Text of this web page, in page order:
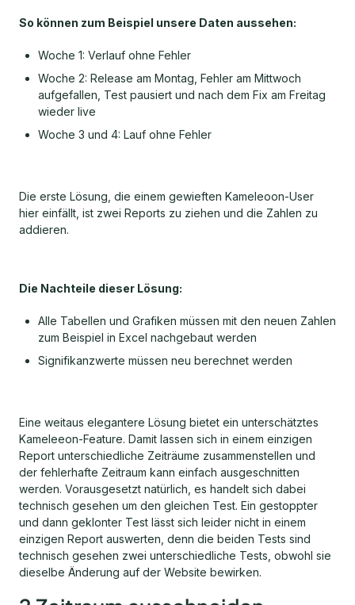
So können zum Beispiel unsere Daten aussehen:
Woche 1: Verlauf ohne Fehler
Woche 2: Release am Montag, Fehler am Mittwoch
aufgefallen, Test pausiert und nach dem Fix am Freitag
wieder live
Woche 3 und 4: Lauf ohne Fehler
Die erste Lösung, die einem gewieften Kameleoon-User
hier einfällt, ist zwei Reports zu ziehen und die Zahlen zu
addieren.
Die Nachteile dieser Lösung:
Alle Tabellen und Grafiken müssen mit den neuen Zahlen
zum Beispiel in Excel nachgebaut werden
Signifikanzwerte müssen neu berechnet werden
Eine weitaus elegantere Lösung bietet ein unterschätztes
Kameleeon-Feature. Damit lassen sich in einem einzigen
Report unterschiedliche Zeiträume zusammenstellen und
der fehlerhafte Zeitraum kann einfach ausgeschnitten
werden. Vorausgesetzt natürlich, es handelt sich dabei
technisch gesehen um den gleichen Test. Ein gestoppter
und dann geklonter Test lässt sich leider nicht in einem
einzigen Report auswerten, denn die beiden Tests sind
technisch gesehen zwei unterschiedliche Tests, obwohl sie
dieselbe Änderung auf der Website bewirken.